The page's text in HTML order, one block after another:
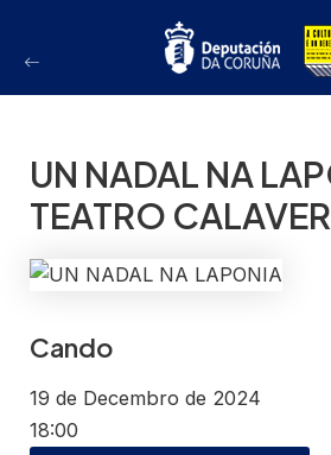
UN NADAL NA
TEATRO
Cando
19 de Decembro de 2024
18:00